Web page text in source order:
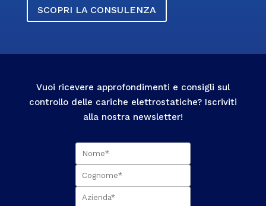
SCOPRI LA CONSULENZA
Vuoi ricevere approfondimenti e consigli sul
controllo delle cariche elettrostatiche? Iscriviti
alla nostra newsletter!